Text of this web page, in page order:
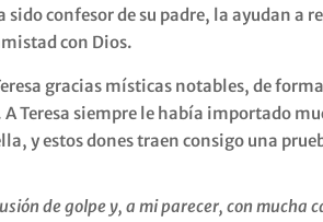
confesor de su padre, la ayudan a
con Dios.
gracias místicas notables, de
Teresa siempre le había importado
y estos dones traen consigo una
de golpe y, a mi parecer, con mucha